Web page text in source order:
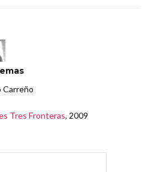
Carreño
Tres Fronteras, 2009